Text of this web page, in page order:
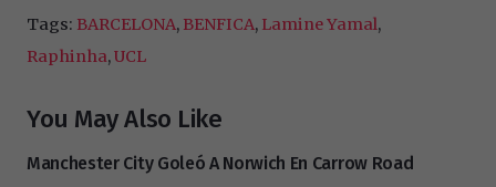
Tags: BARCELONA, BENFICA, Lamine Yamal,
Raphinha,UCL
You May Also Like
Manchester City Goleó A Norwich En Carrow Road